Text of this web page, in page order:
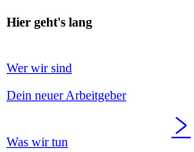
Hier geht's lang
Wer wir sind
Dein neuer Arbeitgeber
Was wir tun